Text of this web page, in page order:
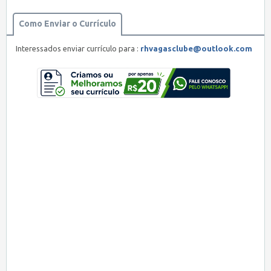
Como Enviar o Currículo
Interessados enviar currículo para : rhvagasclube@outlook.com